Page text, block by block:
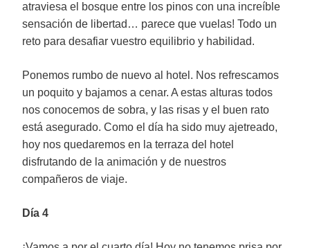
atraviesa el bosque entre los pinos con una increíble
sensación de libertad… parece que vuelas! Todo un
reto para desafiar vuestro equilibrio y habilidad.
Ponemos rumbo de nuevo al hotel. Nos refrescamos
un poquito y bajamos a cenar. A estas alturas todos
nos conocemos de sobra, y las risas y el buen rato
está asegurado. Como el día ha sido muy ajetreado,
hoy nos quedaremos en la terraza del hotel
disfrutando de la animación y de nuestros
compañeros de viaje.
Día 4